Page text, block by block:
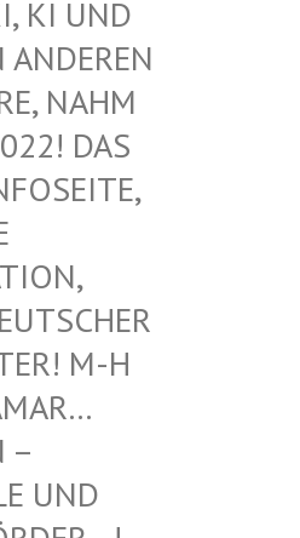
UND D
K
NAHM I
DAS I
U
G
B
M-H U
V
K
K